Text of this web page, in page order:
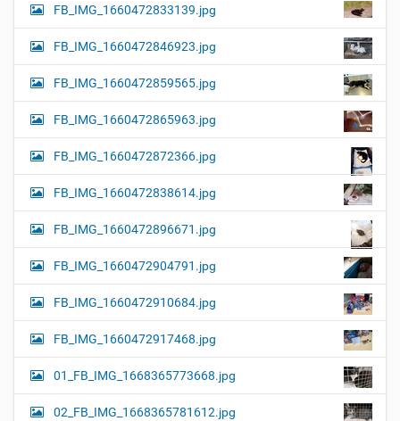
FB_IMG_1660472833139.jpg
FB_IMG_1660472846923.jpg
FB_IMG_1660472859565.jpg
FB_IMG_1660472865963.jpg
FB_IMG_1660472872366.jpg
FB_IMG_1660472838614.jpg
FB_IMG_1660472896671.jpg
FB_IMG_1660472904791.jpg
FB_IMG_1660472910684.jpg
FB_IMG_1660472917468.jpg
01_FB_IMG_1668365773668.jpg
02_FB_IMG_1668365781612.jpg